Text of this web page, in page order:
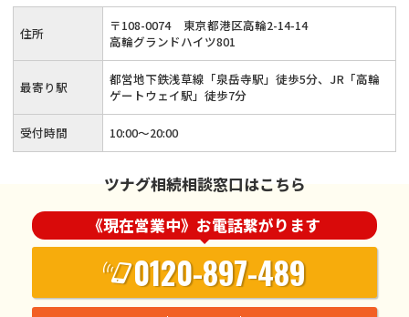
割協議書作成支援・相続人間連絡調整／銀行口座の解約、名義
変更代行◆相続手続きを一括しておまかせください
住所 〒108-0074
東京都港区高輪2-14-14
高輪グランドハイツ801
最寄り駅
都営地下鉄浅草線「泉岳寺駅」徒歩5分、JR「高輪
ゲートウェイ駅」徒歩7分
受付時間 10:00～20:00
ツナグ相続相談窓口はこちら
《現在営業中》お電話繋がります
0120-897-489